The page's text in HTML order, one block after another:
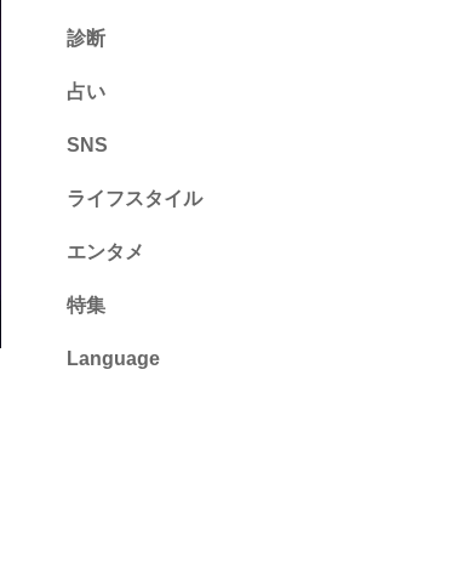
診断
診断
占い
心理テスト
SNS
ライフスタイル
推し活
カルチャー・暮らし
エンタメ
特集
Language